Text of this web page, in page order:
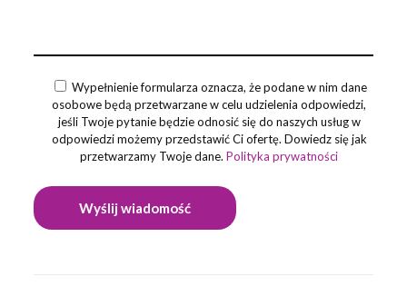
Wypełnienie formularza oznacza, że podane w nim dane
osobowe będą przetwarzane w celu udzielenia odpowiedzi,
jeśli Twoje pytanie będzie odnosić się do naszych usług w
odpowiedzi możemy przedstawić Ci ofertę. Dowiedz się jak
przetwarzamy Twoje dane.Polityka prywatności